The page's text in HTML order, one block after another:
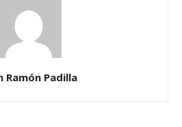
Ramón Padilla